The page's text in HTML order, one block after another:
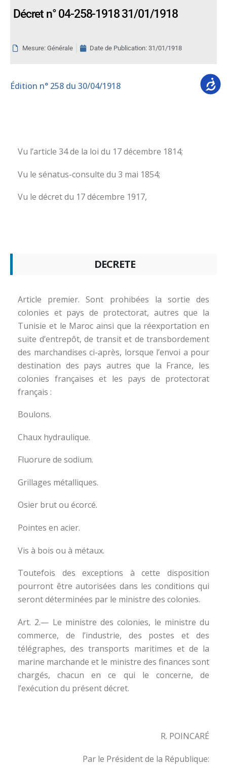
Décret n° 04-258-1918 31/01/1918
Mesure: Générale Date de Publication: 31/01/1918
Édition n° 258 du 30/04/1918
Vu l’article 34 de la loi du 17 décembre 1814;
Vu le sénatus-consulte du 3 mai 1854;
Vu le décret du 17 décembre 1917,
DECRETE
Article premier. Sont prohibées la sortie des
colonies et pays de protectorat, autres que la
Tunisie et le Maroc ainsi que la réexportation en
suite d’entrepôt, de transit et de transbordement
des marchandises ci-après, lorsque l’envoi a pour
destination des pays autres que la France, les
colonies françaises et les pays de protectorat
français :
Boulons.
Chaux hydraulique.
Fluorure de sodium.
Grillages métalliques.
Osier brut ou écorcé.
Pointes en acier.
Vis à bois ou à métaux.
Toutefois des exceptions à cette disposition
pourront être autorisées dans les conditions qui
seront déterminées par le ministre des colonies.
Art. 2.— Le ministre des colonies, le ministre du
commerce, de l’industrie, des postes et des
télégraphes, des transports maritimes et de la
marine marchande et le ministre des finances sont
chargés, chacun en ce qui le concerne, de
l’exécution du présent décret.
R. POINCARÉ
Par le Président de la République: